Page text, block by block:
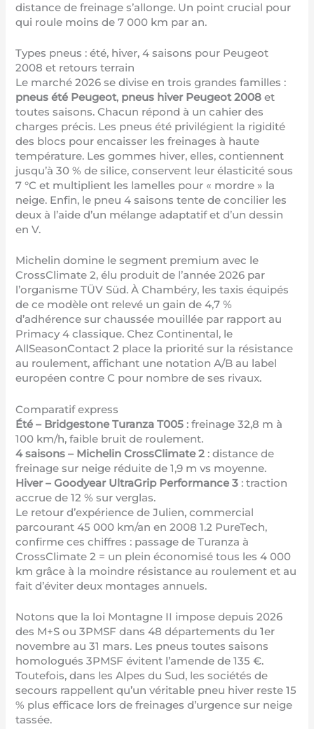
distance de freinage s’allonge. Un point crucial pour
qui roule moins de 7 000 km par an.
Types pneus : été, hiver, 4 saisons pour Peugeot
2008 et retours terrain
Le marché 2026 se divise en trois grandes familles :
pneus été Peugeot, pneus hiver Peugeot 2008 et
toutes saisons. Chacun répond à un cahier des
charges précis. Les pneus été privilégient la rigidité
des blocs pour encaisser les freinages à haute
température. Les gommes hiver, elles, contiennent
jusqu’à 30 % de silice, conservent leur élasticité sous
7 °C et multiplient les lamelles pour « mordre » la
neige. Enfin, le pneu 4 saisons tente de concilier les
deux à l’aide d’un mélange adaptatif et d’un dessin
en V.
Michelin domine le segment premium avec le
CrossClimate 2, élu produit de l’année 2026 par
l’organisme TÜV Süd. À Chambéry, les taxis équipés
de ce modèle ont relevé un gain de 4,7 %
d’adhérence sur chaussée mouillée par rapport au
Primacy 4 classique. Chez Continental, le
AllSeasonContact 2 place la priorité sur la résistance
au roulement, affichant une notation A/B au label
européen contre C pour nombre de ses rivaux.
Comparatif express
Été – Bridgestone Turanza T005 : freinage 32,8 m à
100 km/h, faible bruit de roulement.
4 saisons – Michelin CrossClimate 2 : distance de
freinage sur neige réduite de 1,9 m vs moyenne.
Hiver – Goodyear UltraGrip Performance 3 : traction
accrue de 12 % sur verglas.
Le retour d’expérience de Julien, commercial
parcourant 45 000 km/an en 2008 1.2 PureTech,
confirme ces chiffres : passage de Turanza à
CrossClimate 2 = un plein économisé tous les 4 000
km grâce à la moindre résistance au roulement et au
fait d’éviter deux montages annuels.
Notons que la loi Montagne II impose depuis 2026
des M+S ou 3PMSF dans 48 départements du 1er
novembre au 31 mars. Les pneus toutes saisons
homologués 3PMSF évitent l’amende de 135 €.
Toutefois, dans les Alpes du Sud, les sociétés de
secours rappellent qu’un véritable pneu hiver reste 15
% plus efficace lors de freinages d’urgence sur neige
tassée.